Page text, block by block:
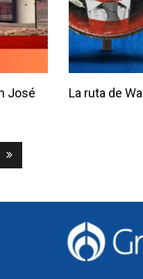
José
La ruta de